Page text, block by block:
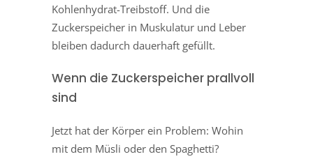
Kohlenhydrat-Treibstoff. Und die
Zuckerspeicher in Muskulatur und Leber
bleiben dadurch dauerhaft gefüllt.
Wenn die Zuckerspeicher prallvoll
sind
Jetzt hat der Körper ein Problem: Wohin
mit dem Müsli oder den Spaghetti?